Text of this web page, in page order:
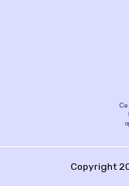
Ce
Copyright